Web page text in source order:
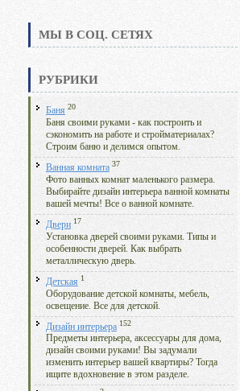
МЫ В СОЦ. СЕТЯХ
РУБРИКИ
Баня 20
Баня своими руками - как построить и
сэкономить на работе и стройматериалах?
Строим баню и делимся опытом.
Ванная комната 37
Фото ванных комнат маленького размера.
Выбирайте дизайн интерьера ванной комнаты
вашей мечты! Все о ванной комнате.
Двери 17
Установка дверей своими руками. Типы и
особенности дверей. Как выбрать
металлическую дверь.
Детская 1
Оборудование детской комнаты, мебель,
освещение. Все для детской.
Дизайн интерьера 152
Предметы интерьера, аксессуары для дома,
дизайн своими руками! Вы задумали
изменить интерьер вашей квартиры? Тогда
ищите вдохновение в этом разделе.